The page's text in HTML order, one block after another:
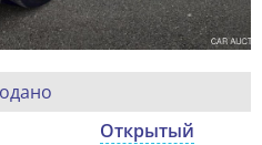
Открытый